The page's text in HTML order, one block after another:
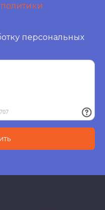
политики
персональных